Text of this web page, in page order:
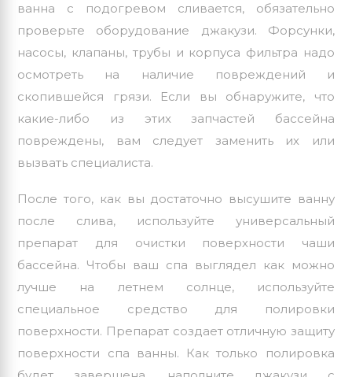
ванна с подогревом сливается, обязательно
проверьте оборудование джакузи. Форсунки,
насосы, клапаны, трубы и корпуса фильтра надо
осмотреть на наличие повреждений и
скопившейся грязи. Если вы обнаружите, что
какие-либо из этих запчастей бассейна
повреждены, вам следует заменить их или
вызвать специалиста.
После того, как вы достаточно высушите ванну
после слива, используйте универсальный
препарат для очистки поверхности чаши
бассейна. Чтобы ваш спа выглядел как можно
лучше на летнем солнце, используйте
специальное средство для полировки
поверхности. Препарат создает отличную защиту
поверхности спа ванны. Как только полировка